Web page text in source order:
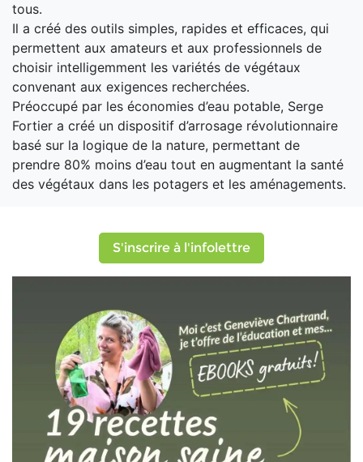
tous.
Il a créé des outils simples, rapides et efficaces, qui
permettent aux amateurs et aux professionnels de
choisir intelligemment les variétés de végétaux
convenant aux exigences recherchées.
Préoccupé par les économies d’eau potable, Serge
Fortier a créé un dispositif d’arrosage révolutionnaire
basé sur la logique de la nature, permettant de
prendre 80% moins d’eau tout en augmentant la santé
des végétaux dans les potagers et les aménagements.
S'inscrire à l'infolettre